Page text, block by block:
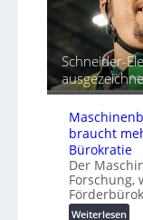
u
t
m
a
t
s
i
e
r
u
n
i
a
r
e
i
e
d
e
t
G
e
ä
t
e
s
c
h
u
Schneider-
braucht
Bürokratie
Der
Forschung,
Weiterlesen: